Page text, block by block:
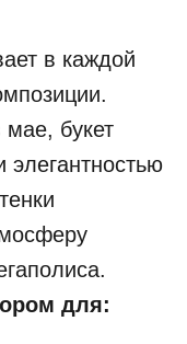
в каждой
букет
для: